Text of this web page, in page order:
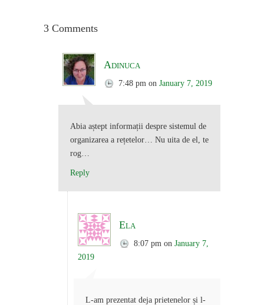
3 Comments
Adinuca
7:48 pm on January 7, 2019
Abia aștept informații despre sistemul de
organizarea a rețetelor… Nu uita de el, te
rog…
Reply
Ela
8:07 pm on January 7,
2019
L-am prezentat deja prietenelor și l-